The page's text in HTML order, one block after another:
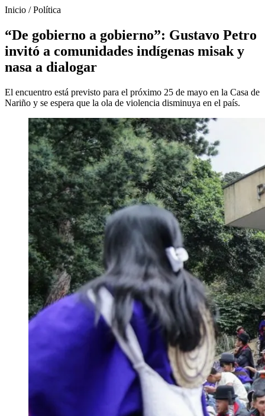
Inicio /Política
“De gobierno a gobierno”: Gustavo Petro
invitó a comunidades indígenas misak y
nasa a dialogar
El encuentro está previsto para el próximo 25 de mayo en la Casa de
Nariño y se espera que la ola de violencia disminuya en el país.